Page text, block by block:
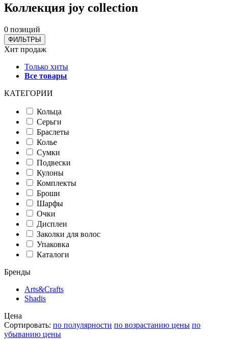
Коллекция joy collection
0 позиций
ФИЛЬТРЫ
Хит продаж
Только хиты
Все товары
КАТЕГОРИИ
Кольца
Серьги
Браслеты
Колье
Сумки
Подвески
Кулоны
Комплекты
Броши
Шарфы
Очки
Дисплеи
Заколки для волос
Упаковка
Каталоги
Бренды
Arts&Crafts
Shadis
Цена
Сортировать: по полулярности по возрастанию цены по
убыванию цены